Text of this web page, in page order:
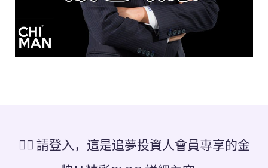
👉🏻 請登入，這是追夢投資人會員專享的金